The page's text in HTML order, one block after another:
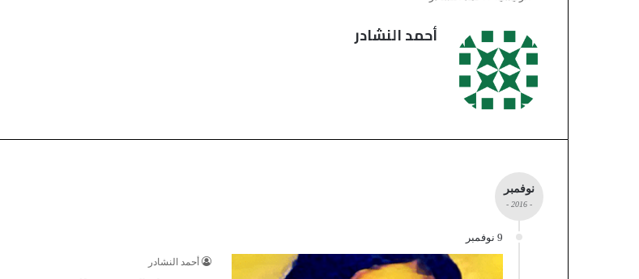
أحمد النشادر
نوفمبر
- 2016 -
9 نوفمبر
أحمد النشادر